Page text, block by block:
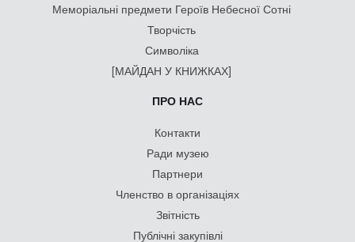
Меморіальні предмети Героїв Небесної Сотні
Творчість
Символіка
[МАЙДАН У КНИЖКАХ]
ПРО НАС
Контакти
Ради музею
Партнери
Членство в організаціях
Звітність
Публічні закупівлі